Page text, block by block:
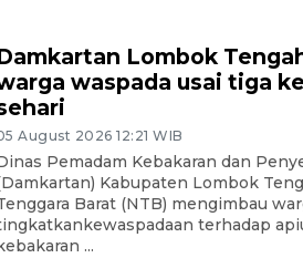
Lombok
waspada usai tiga
August 2026 12:21 WIB
Pemadam Kebakaran dan
Kabupaten Lombok
Barat (NTB) mengimbau
terhadap
...